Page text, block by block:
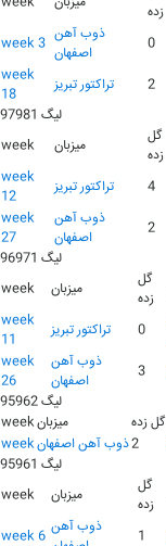
زده
week 3 ذوب آهن
اصفهان
0
week
18
تراکتور تبریز 2
لیگ 97981
week
میزبان
گل
زده
week
12
تراکتور تبریز 4
week
27
ذوب آهن
اصفهان
2
لیگ 96971
week
میزبان
گل
زده
week
11
تراکتور تبریز 0
week
26
ذوب آهن
اصفهان
3
لیگ 95962
weekمیزبان گل زده
weekذوب آهن اصفهان2
لیگ 95961
week
میزبان
گل
زده
week 6 ذوب آهن
1